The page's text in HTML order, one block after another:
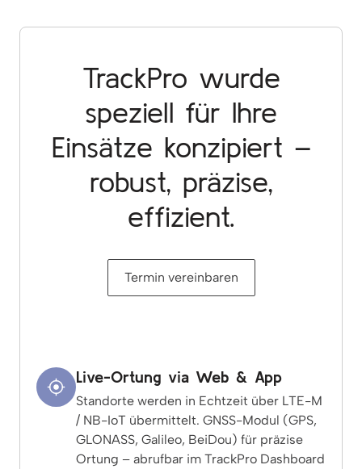
TrackPro wurde
speziell für Ihre
Einsätze konzipiert –
robust, präzise,
effizient.
Termin vereinbaren
Live-Ortung via Web & App
Standorte werden in Echtzeit über LTE-M
/ NB-IoT übermittelt. GNSS-Modul (GPS,
GLONASS, Galileo, BeiDou) für präzise
Ortung – abrufbar im TrackPro Dashboard